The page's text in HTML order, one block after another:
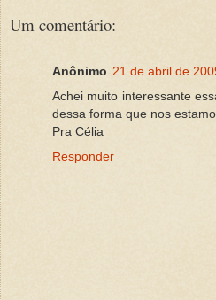
Um comentário:
Anônimo 21 de abril de
Achei muito interessante
dessa forma que nos
Pra Célia
Responder